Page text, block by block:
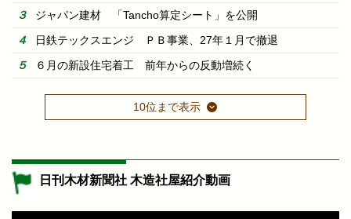
ジャパン建材 「Tancho算定シート」を公開
日鉄テックスエンジ ＰＢ事業、27年１月で撤退
６月の新設住宅着工 前年からの反動増続く
10位まで表示
日刊木材新聞社 木造社屋紹介動画